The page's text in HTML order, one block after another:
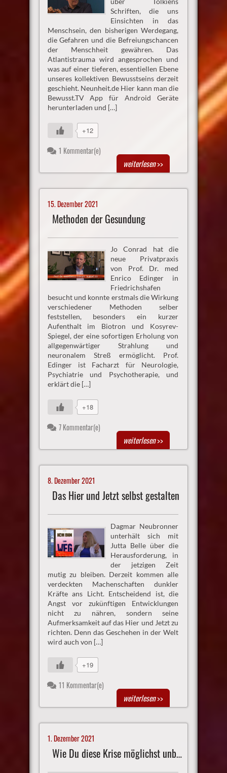
Schriften, die uns
Einsichten in das
Menschsein, den bisherigen Werdegang,
die Gefahren und die Befreiungschancen
der Menschheit gewähren. Das
Atlantistrauma wird angesprochen und
was auf einer tieferen, essentiellen Ebene
unseres kollektiven Bewusstseins derzeit
geschieht. Neunheit.de Hier kann man die
Bewusst.TV App für Android Geräte
herunterladen und […]
+12
1 Kommentar(e)
weiterlesen>>
15. Dezember 2021
Methoden der Gesundung
Jo Conrad hat die
neue Privatpraxis
von Prof. Dr. med
Enrico Edinger in
Friedrichshafen
besucht und konnte erstmals die Wirkung
verschiedener Methoden selber
feststellen, besonders ein kurzer
Aufenthalt im Biotron und Kosyrev-
Spiegel, der eine sofortigen Erholung von
allgegenwärtiger Strahlung und
neuronalem Streß ermöglicht. Prof.
Edinger ist Facharzt für Neurologie,
Psychiatrie und Psychotherapie, und
erklärt die […]
+18
7 Kommentar(e)
weiterlesen>>
8. Dezember 2021
Das Hier und Jetzt selbst gestalten
Dagmar Neubronner
unterhält sich mit
Jutta Belle über die
Herausforderung, in
der jetzigen Zeit
mutig zu bleiben. Derzeit kommen alle
verdeckten Machenschaften dunkler
Kräfte ans Licht. Entscheidend ist, die
Angst vor zukünftigen Entwicklungen
nicht zu nähren, sondern seine
Aufmerksamkeit auf das Hier und Jetzt zu
richten. Denn das Geschehen in der Welt
wird auch von […]
+19
11 Kommentar(e)
weiterlesen>>
1. Dezember 2021
Wie Du diese Krise möglichst unbeschadet überstehst